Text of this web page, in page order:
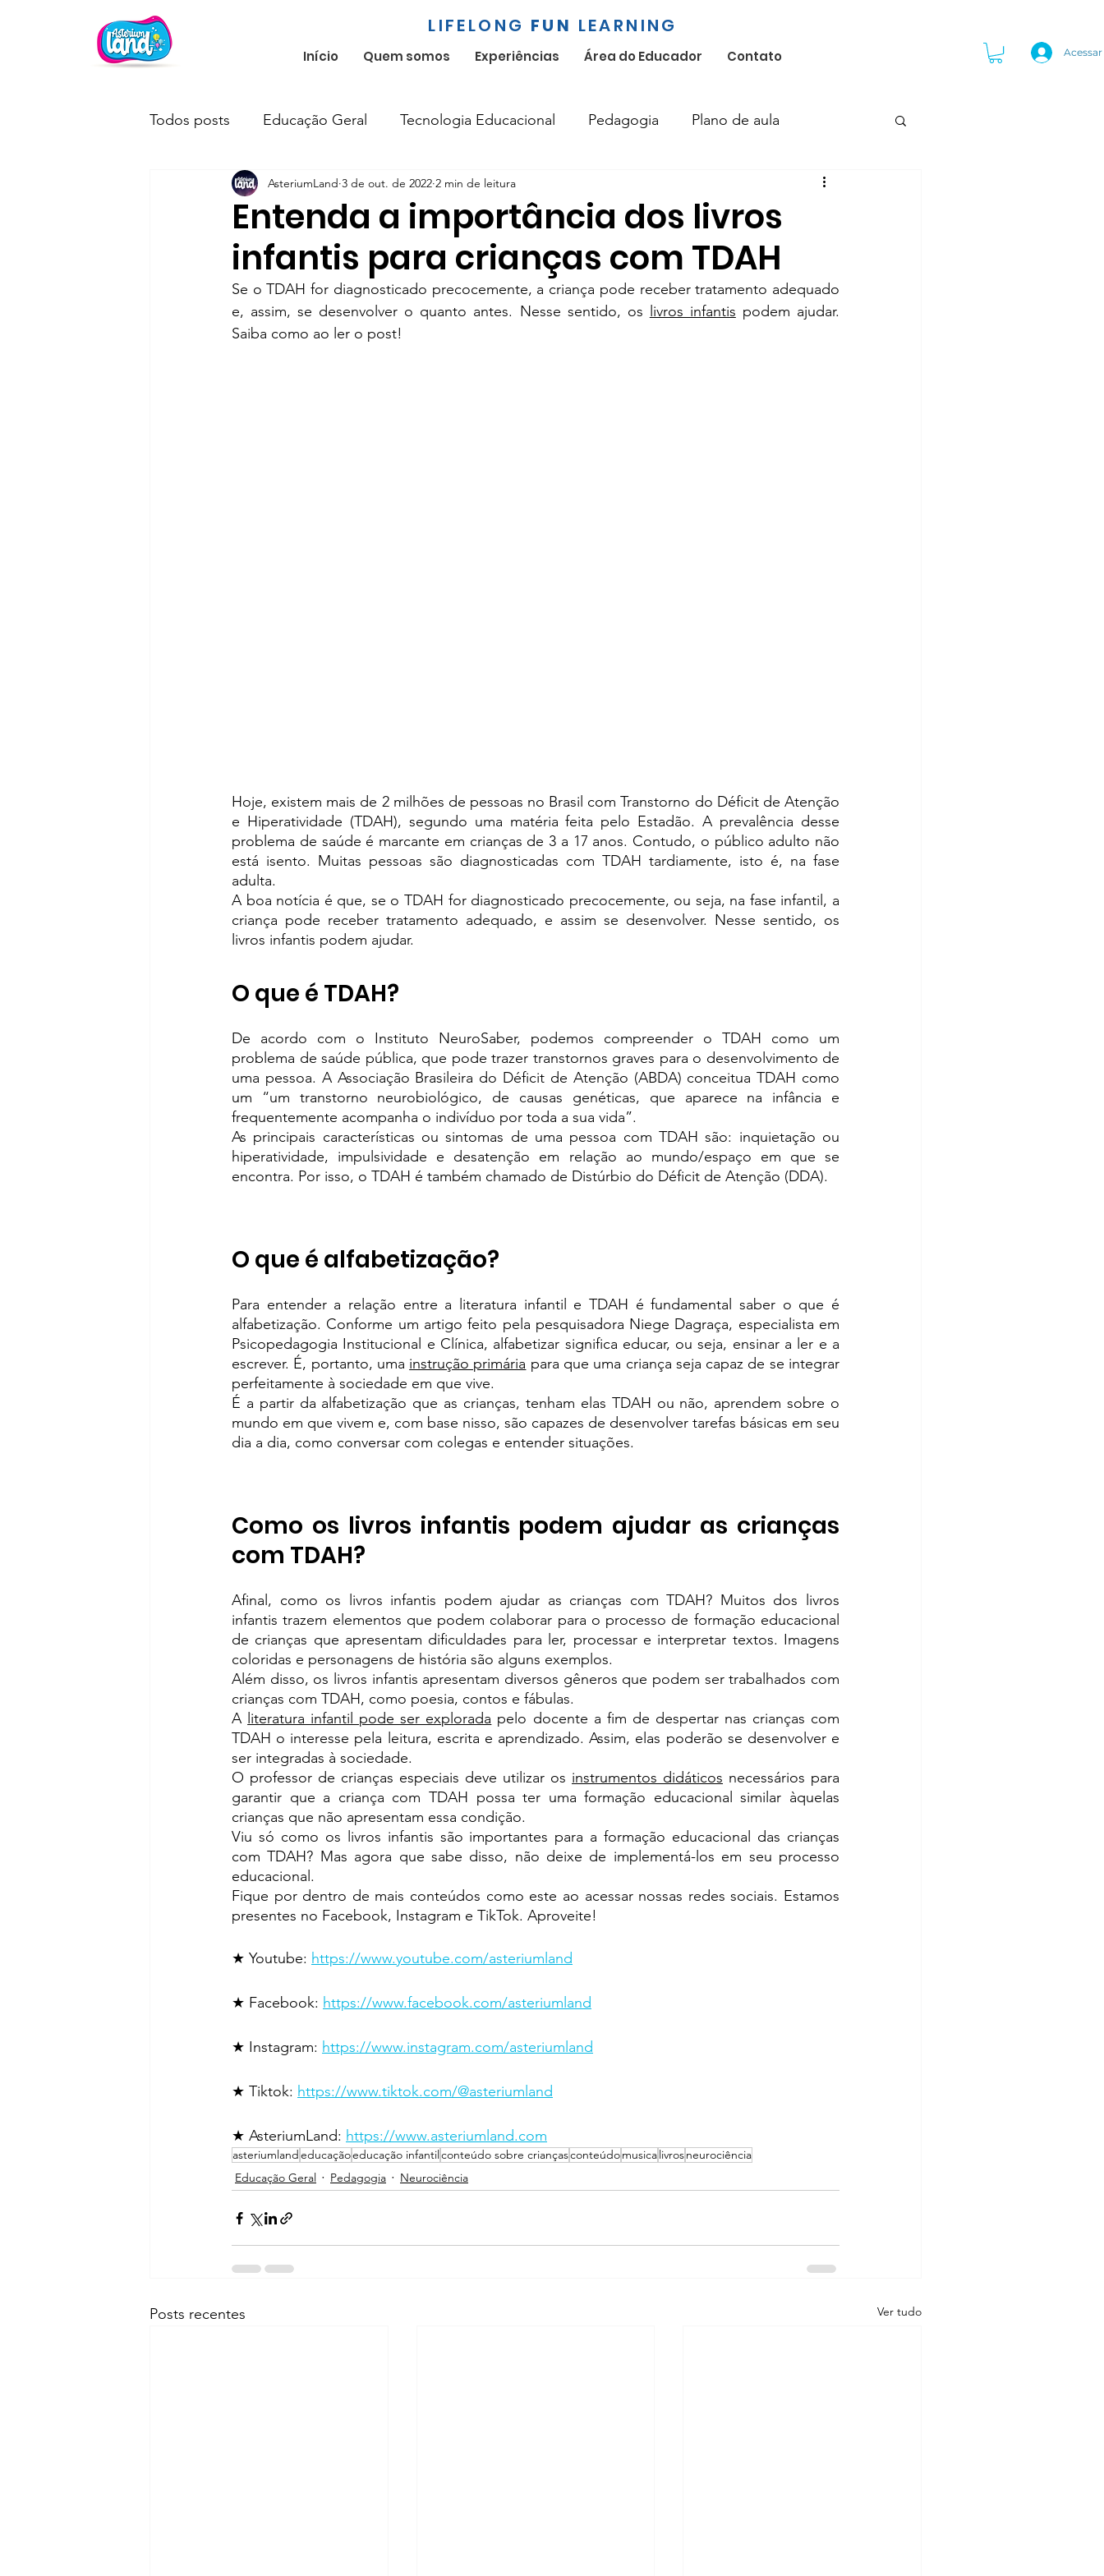
LIFELONG FUN LEARNING
Início Quem somos Experiências Área do Educador Contato Acessar
Todos posts Educação Geral Tecnologia Educacional Pedagogia Plano de aula
Neurociência Educação Bilíngue Educação Socioemocional TDAH
Entenda a importância dos livros
infantis para crianças com TDAH
AsteriumLand 3 de out. de 2022 2 min de leitura
Se o TDAH for diagnosticado precocemente, a criança pode receber tratamento adequado
e, assim, se desenvolver o quanto antes. Nesse sentido, os
livros infantis podem ajudar.
Saiba como ao ler o post!
Hoje, existem mais de 2 milhões de pessoas no Brasil com Transtorno do Déficit de Atenção
e Hiperatividade (TDAH), segundo uma matéria feita pelo Estadão. A prevalência desse
problema de saúde é marcante em crianças de 3 a 17 anos. Contudo, o público adulto não
está isento. Muitas pessoas são diagnosticadas com TDAH tardiamente, isto é, na fase
adulta.
A boa notícia é que, se o TDAH for diagnosticado precocemente, ou seja, na fase infantil, a
criança pode receber tratamento adequado, e assim se desenvolver. Nesse sentido, os
livros infantis podem ajudar.
O que é TDAH?
De acordo com o Instituto NeuroSaber, podemos compreender o TDAH como um
problema de saúde pública, que pode trazer transtornos graves para o desenvolvimento de
uma pessoa. A Associação Brasileira do Déficit de Atenção (ABDA) conceitua TDAH como
um “um transtorno neurobiológico, de causas genéticas, que aparece na infância e
frequentemente acompanha o indivíduo por toda a sua vida”.
As principais características ou sintomas de uma pessoa com TDAH são: inquietação ou
hiperatividade, impulsividade e desatenção em relação ao mundo/espaço em que se
encontra. Por isso, o TDAH é também chamado de Distúrbio do Déficit de Atenção (DDA).
O que é alfabetização?
Para entender a relação entre a literatura infantil e TDAH é fundamental saber o que é
alfabetização. Conforme um artigo feito pela pesquisadora Niege Dagraça, especialista em
Psicopedagogia Institucional e Clínica, alfabetizar significa educar, ou seja, ensinar a ler e a
escrever. É, portanto, uma instrução primária para que uma criança seja capaz de se integrar
perfeitamente à sociedade em que vive.
É a partir da alfabetização que as crianças, tenham elas TDAH ou não, aprendem sobre o
mundo em que vivem e, com base nisso, são capazes de desenvolver tarefas básicas em seu
dia a dia, como conversar com colegas e entender situações.
Como os livros infantis podem ajudar as crianças
com TDAH?
Afinal, como os livros infantis podem ajudar as crianças com TDAH? Muitos dos livros
infantis trazem elementos que podem colaborar para o processo de formação educacional
de crianças que apresentam dificuldades para ler, processar e interpretar textos. Imagens
coloridas e personagens de história são alguns exemplos.
Além disso, os livros infantis apresentam diversos gêneros que podem ser trabalhados com
crianças com TDAH, como poesia, contos e fábulas.
A literatura infantil pode ser explorada pelo docente a fim de despertar nas crianças com
TDAH o interesse pela leitura, escrita e aprendizado. Assim, elas poderão se desenvolver e
ser integradas à sociedade.
O professor de crianças especiais deve utilizar os instrumentos didáticos necessários para
garantir que a criança com TDAH possa ter uma formação educacional similar àquelas
crianças que não apresentam essa condição.
Viu só como os livros infantis são importantes para a formação educacional das crianças
com TDAH? Mas agora que sabe disso, não deixe de implementá-los em seu processo
educacional.
Fique por dentro de mais conteúdos como este ao acessar nossas redes sociais. Estamos
presentes no Facebook, Instagram e TikTok. Aproveite!
★ Youtube: https://www.youtube.com/asteriumland
★ Facebook: https://www.facebook.com/asteriumland​
★ Instagram: https://www.instagram.com/asteriumland​
★ Tiktok: https://www.tiktok.com/@asteriumland
★ AsteriumLand: https://www.asteriumland.com​
asteriumlandeducaçãoeducação infantilconteúdo sobre criançasconteúdomusicalivrosneurociência
Educação Geral
Pedagogia Neurociência
Posts recentes Ver tudo